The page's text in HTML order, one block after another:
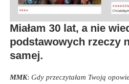
Miałam 30 lat, a nie
podstawowych rzeczy
samej.
MMK: Gdy przeczytałam Twoją